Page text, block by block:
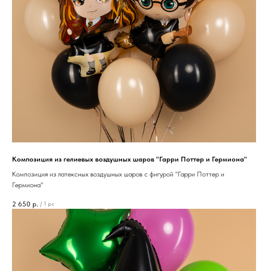
Композиция из гелиевых воздушных шаров "Гарри Поттер и Гермиона"
Композиция из латексных воздушных шаров с фигурой "Гарри Поттер и
Гермиона"
2 650 р. / 1 pc